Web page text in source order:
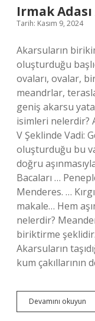
Irmak
Tarih: Kasım 9, 2024
Akarsuların
oluşturduğu
ovaları, ovalar,
meandrlar,
geniş akarsu
isimleri nelerdir?
V Şeklinde Vadi:
oluşturduğu bu
doğru
Bacaları …
Menderes. …
makale… Hem
nelerdir?
biriktirme
Akarsuların
kum çakıllarının
Devamını okuyun